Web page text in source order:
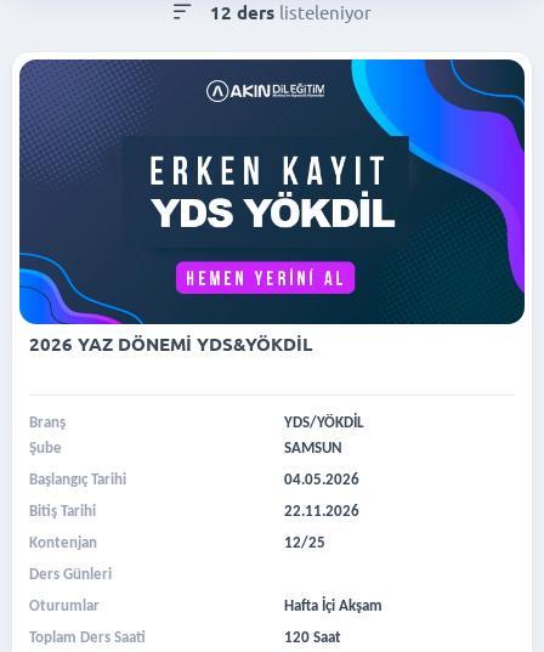
12 ders listeleniyor
2026 YAZ DÖNEMİ YDS&YÖKDİL
Branş
YDS/YÖKDİL
Şube
SAMSUN
Başlangıç Tarihi
04.05.2026
Bitiş Tarihi
22.11.2026
Kontenjan
12/25
Ders Günleri
Oturumlar
Hafta İçi Akşam
Toplam Ders Saati
120 Saat